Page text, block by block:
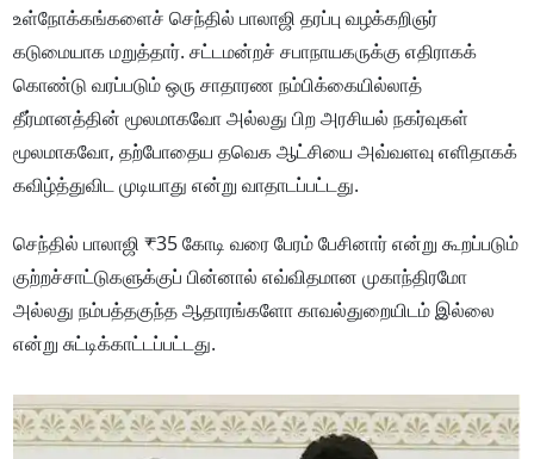
உள்நோக்கங்களைச் செந்தில் பாலாஜி தரப்பு வழக்கறிஞர்
கடுமையாக மறுத்தார். சட்டமன்றச் சபாநாயகருக்கு எதிராகக்
கொண்டு வரப்படும் ஒரு சாதாரண நம்பிக்கையில்லாத்
தீர்மானத்தின் மூலமாகவோ அல்லது பிற அரசியல் நகர்வுகள்
மூலமாகவோ, தற்போதைய தவெக ஆட்சியை அவ்வளவு எளிதாகக்
கவிழ்த்துவிட முடியாது என்று வாதாடப்பட்டது.
செந்தில் பாலாஜி ₹35 கோடி வரை பேரம் பேசினார் என்று கூறப்படும்
குற்றச்சாட்டுகளுக்குப் பின்னால் எவ்விதமான முகாந்திரமோ
அல்லது நம்பத்தகுந்த ஆதாரங்களோ காவல்துறையிடம் இல்லை
என்று சுட்டிக்காட்டப்பட்டது.